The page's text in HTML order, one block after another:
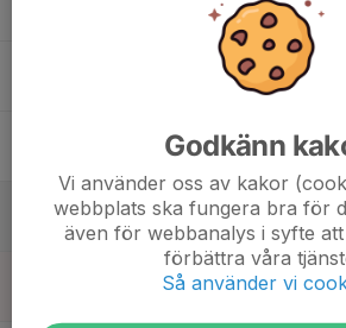
Godkänn
Vi använder oss av kakor
webbplats ska fungera bra för
även för webbanalys i syfte
förbättra våra
Så använder vi